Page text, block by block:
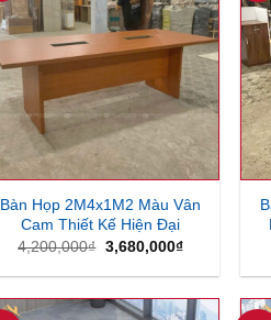
Bàn Họp 2M4x1M2 Màu Vân
Cam Thiết Kế Hiện Đại
4,200,000₫ Giá
là:
3,680,000₫Giá
tại
3,680,000₫.